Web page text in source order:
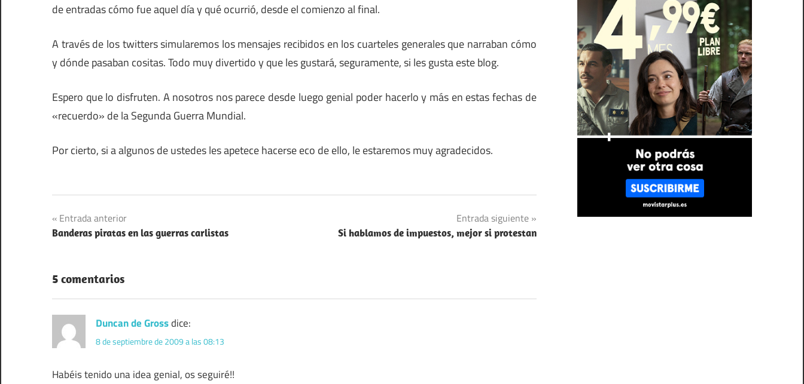
de entradas cómo fue aquel día y qué ocurrió, desde el comienzo al final.
A través de los twitters simularemos los mensajes recibidos en los cuarteles generales que narraban cómo
y dónde pasaban cositas. Todo muy divertido y que les gustará, seguramente, si les gusta este blog.
Espero que lo disfruten. A nosotros nos parece desde luego genial poder hacerlo y más en estas fechas de
«recuerdo» de la Segunda Guerra Mundial.
Por cierto, si a algunos de ustedes les apetece hacerse eco de ello, le estaremos muy agradecidos.
Navegación
de
entradas
Entrada anterior
Banderas piratas en las guerras carlistas
Entrada siguiente
Si hablamos de impuestos, mejor si protestan
5 comentarios
Duncan de Grossdice:
8 de septiembre de 2009 a las 08:13
Habéis tenido una idea genial, os seguiré!!